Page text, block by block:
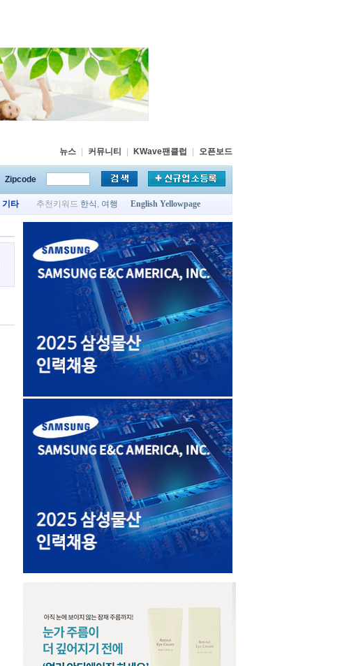
뉴스 커뮤니티 KWave팬클럽 오픈보드
Zipcode
기타 추천키워드 한식 , 여행 English Yellowpage